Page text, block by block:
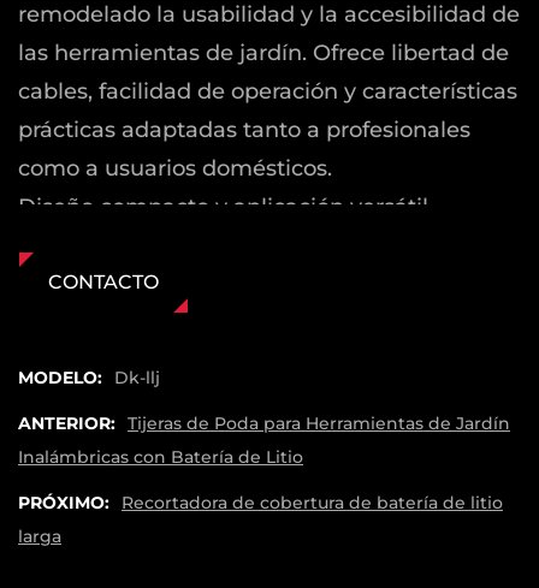
remodelado la usabilidad y la accesibilidad de
las herramientas de jardín. Ofrece libertad de
cables, facilidad de operación y características
prácticas adaptadas tanto a profesionales
como a usuarios domésticos.
Diseño compacto y aplicación versátil
corta está específicamente diseñada para
compacta hace que sea fácil de manejar,
alrededor de plantas delicadas. Esta
herramienta es ideal para jardinería ligera,
CONTACTO
MODELO: Dk-llj
ANTERIOR: Tijeras de Poda para Herramientas de Jardín
Inalámbricas con Batería de Litio
PRÓXIMO:
Recortadora de cobertura de batería de litio
larga